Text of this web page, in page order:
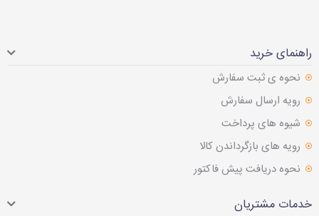
راهنمای خرید
نحوه ی ثبت سفارش
رویه ارسال سفارش
شیوه های پرداخت
رویه های بازگرداندن کالا
نحوه دریافت پیش فاکتور
خدمات مشتریان